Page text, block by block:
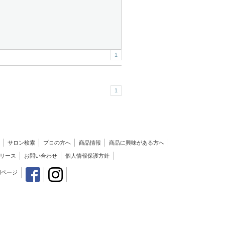
1
1
サロン検索 プロの方へ 商品情報 商品に興味がある方へ
ース お問い合わせ 個人情報保護方針
ージ